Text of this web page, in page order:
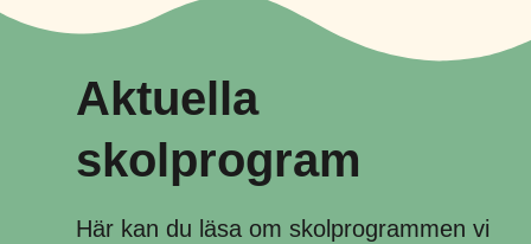
Aktuella
skolprogram
Här kan du läsa om skolprogrammen vi